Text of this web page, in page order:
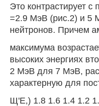
Это контрастирует
=2.9 МэВ (рис.2) и 5
нейтронов. Причем
максимума
высоких энергиях
2 МэВ для 7 МэВ,
характерную для
Щ'Е,) 1.8 1.6 1.4 1.2